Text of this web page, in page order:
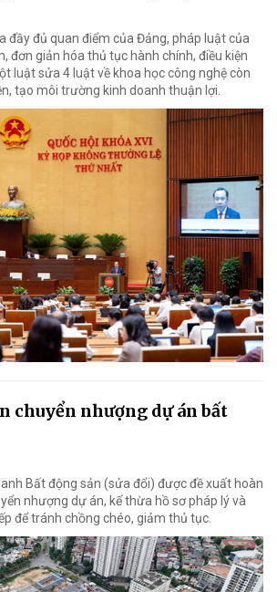
đầy đủ quan điểm của Đảng, pháp luật của
đơn giản hóa thủ tục hành chính, điều kiện
luật sửa 4 luật về khoa học công nghệ còn
tạo môi trường kinh doanh thuận lợi.
chuyển nhượng dự án bất
Bất động sản (sửa đổi) được đề xuất hoàn
nhượng dự án, kế thừa hồ sơ pháp lý và
để tránh chồng chéo, giảm thủ tục.